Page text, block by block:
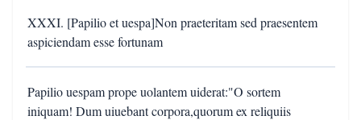
XXXI. [Papilio et uespa]Non praeteritam sed praesentem
aspiciendam esse fortunam
Papilio uespam prope uolantem uiderat:"O sortem
iniquam! Dum uiuebant corpora,quorum ex reliquiis